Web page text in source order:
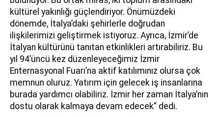
kültürel yakınlığı güçlendiriyor. Önümüzdeki
dönemde, İtalya’daki şehirlerle doğrudan
ilişkilerimizi geliştirmek istiyoruz. Ayrıca, İzmir’de
İtalyan kültürünü tanıtan etkinlikleri artırabiliriz. Bu
yıl 94’üncü kez düzenleyeceğimiz İzmir
Enternasyonal Fuarı’na aktif katılımınız olursa çok
memnun oluruz. Yatırım için gelecek iş insanlarına
burada yardımcı olabiliriz. İzmir her zaman İtalya’nın
dostu olarak kalmaya devam edecek” dedi.